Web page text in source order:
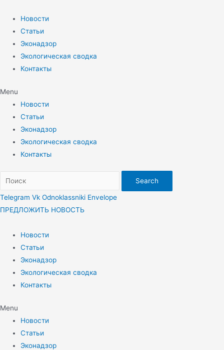
содержимому
Новости
Статьи
Эконадзор
Экологическая сводка
Контакты
Menu
Новости
Статьи
Эконадзор
Экологическая сводка
Контакты
Search
Telegram Vk Odnoklassniki Envelope
ПРЕДЛОЖИТЬ НОВОСТЬ
Новости
Статьи
Эконадзор
Экологическая сводка
Контакты
Menu
Новости
Статьи
Эконадзор